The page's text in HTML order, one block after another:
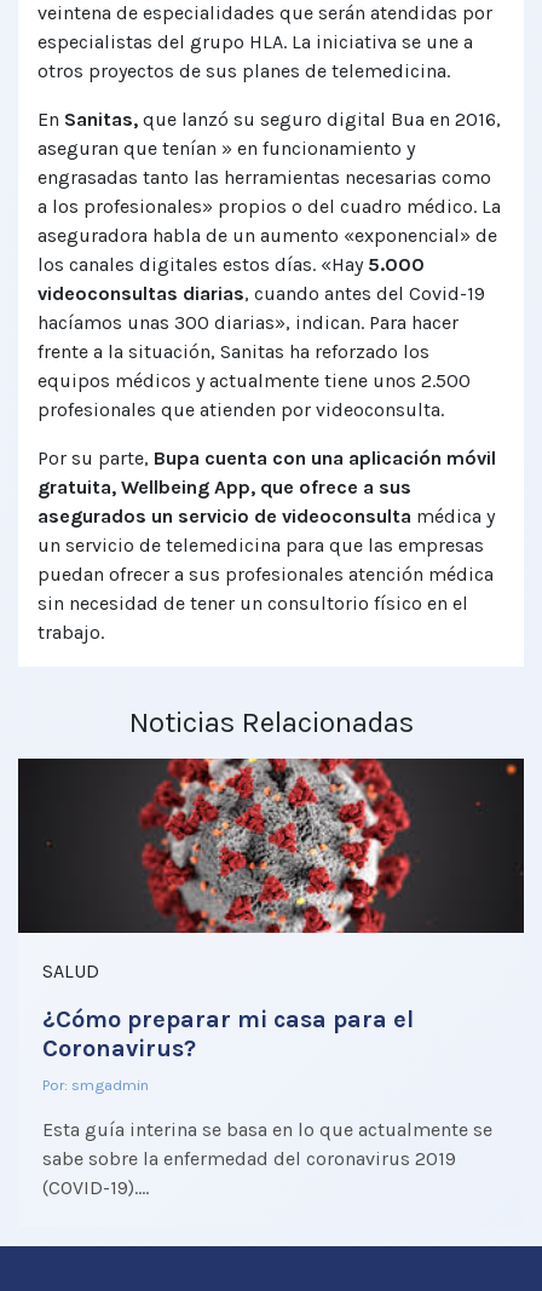
veintena de especialidades que serán atendidas por
especialistas del grupo HLA. La iniciativa se une a
otros proyectos de sus planes de telemedicina.
En Sanitas, que lanzó su seguro digital Bua en 2016,
aseguran que tenían » en funcionamiento y
engrasadas tanto las herramientas necesarias como
a los profesionales» propios o del cuadro médico. La
aseguradora habla de un aumento «exponencial» de
los canales digitales estos días. «Hay 5.000
videoconsultas diarias, cuando antes del Covid-19
hacíamos unas 300 diarias», indican. Para hacer
frente a la situación, Sanitas ha reforzado los
equipos médicos y actualmente tiene unos 2.500
profesionales que atienden por videoconsulta.
Por su parte, Bupa cuenta con una aplicación móvil
gratuita, Wellbeing App, que ofrece a sus
asegurados un servicio de videoconsulta médica y
un servicio de telemedicina para que las empresas
puedan ofrecer a sus profesionales atención médica
sin necesidad de tener un consultorio físico en el
trabajo.
Noticias Relacionadas
SALUD
¿Cómo preparar mi casa para el
Coronavirus?
Por: smgadmin
Esta guía interina se basa en lo que actualmente se
sabe sobre la enfermedad del coronavirus 2019
(COVID-19).…